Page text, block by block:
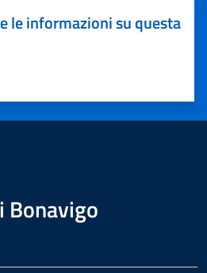
le informazioni su questa
stelle su 5
su 5
5
Bonavigo